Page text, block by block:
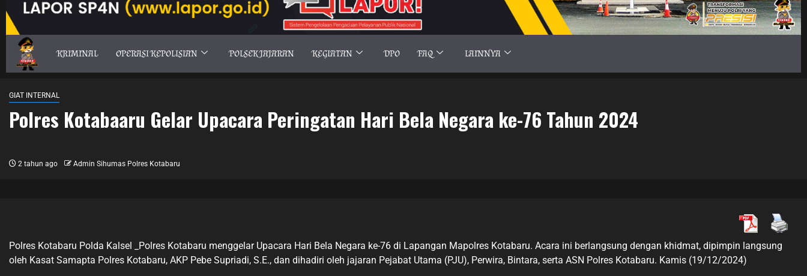
KRIMINAL OPERASI KEPOLISIAN POLSEK JAJARAN KEGIATAN DPO FAQ LAINNYA
GIAT INTERNAL
Polres Kotabaaru Gelar Upacara Peringatan Hari Bela Negara ke-76 Tahun 2024
2 tahun ago Admin Sihumas Polres Kotabaru
Polres Kotabaru Polda Kalsel _Polres Kotabaru menggelar Upacara Hari Bela Negara ke-76 di Lapangan Mapolres Kotabaru. Acara ini berlangsung dengan khidmat, dipimpin langsung
oleh Kasat Samapta Polres Kotabaru, AKP Pebe Supriadi, S.E., dan dihadiri oleh jajaran Pejabat Utama (PJU), Perwira, Bintara, serta ASN Polres Kotabaru. Kamis (19/12/2024)